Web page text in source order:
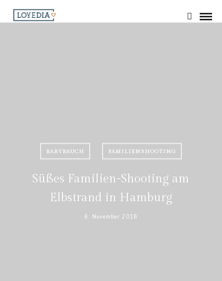
BABYBAUCH FAMILIENSHOOTING
Süßes Familien-Shooting am
Elbstrand in Hamburg
6. November 2018